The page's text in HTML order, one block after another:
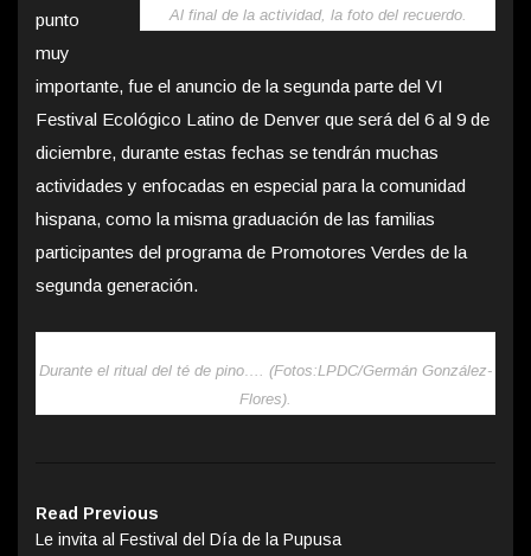
Al final de la actividad, la foto del recuerdo.
punto
muy
importante, fue el anuncio de la segunda parte del VI
Festival Ecológico Latino de Denver que será del 6 al 9 de
diciembre, durante estas fechas se tendrán muchas
actividades y enfocadas en especial para la comunidad
hispana, como la misma graduación de las familias
participantes del programa de Promotores Verdes de la
segunda generación.
Durante el ritual del té de pino…. (Fotos:LPDC/Germán González-
Flores).
Read Previous
Le invita al Festival del Día de la Pupusa